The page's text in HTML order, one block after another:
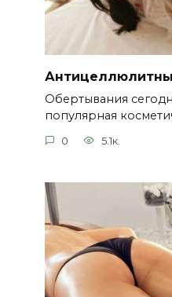
Обертывания
популярная
0 5.1к.